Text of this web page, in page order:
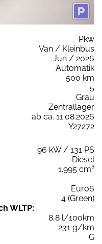
Pkw
Van / Kleinbus
Jun / 2026
Automatik
500 km
5
Grau
Zentrallager
ab ca. 11.08.2026
Y27272
96 kW / 131 PS
Diesel
1.995 cm³
Euro6
4 (Green)
WLTP:
8,8 l/100km
231 g/km
G